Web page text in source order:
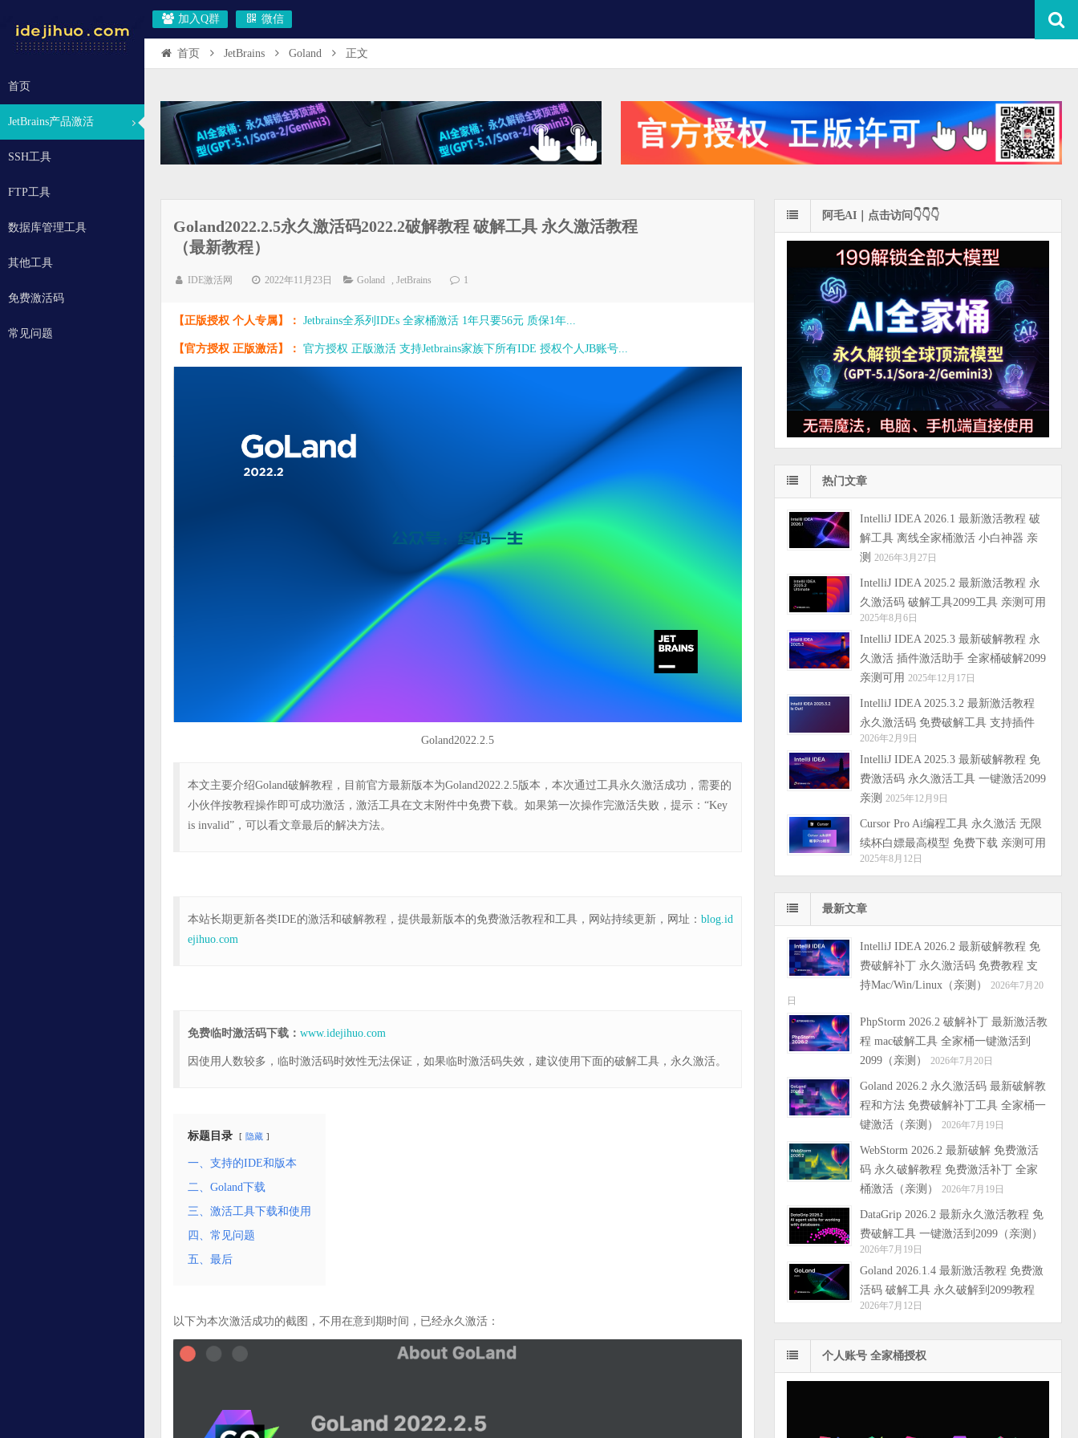
加入Q群 微信
首页
JetBrains产品激活
SSH工具
FTP工具
数据库管理工具
其他工具
免费激活码
常见问题
首页 JetBrains Goland 正文
Goland2022.2.5永久激活码2022.2破解教程 破解工具 永久激活教程
（最新教程）
IDE激活网 2022年11月23日 Goland ,JetBrains 1
【正版授权 个人专属】： Jetbrains全系列IDEs 全家桶激活 1年只要56元 质保1年...
【官方授权 正版激活】： 官方授权 正版激活 支持Jetbrains家族下所有IDE 授权个人JB账号...
Goland2022.2.5
本文主要介绍Goland破解教程，目前官方最新版本为Goland2022.2.5版本，本次通过工具永久激活成功，需要的
小伙伴按教程操作即可成功激活，激活工具在文末附件中免费下载。如果第一次操作完激活失败，提示：“Key
is invalid”，可以看文章最后的解决方法。
本站长期更新各类IDE的激活和破解教程，提供最新版本的免费激活教程和工具，网站持续更新，网址： blog.id
ejihuo.com
免费临时激活码下载： www.idejihuo.com
因使用人数较多，临时激活码时效性无法保证，如果临时激活码失效，建议使用下面的破解工具，永久激活。
标题目录 隐藏
一、支持的IDE和版本
二、Goland下载
三、激活工具下载和使用
四、常见问题
五、最后
以下为本次激活成功的截图，不用在意到期时间，已经永久激活：
阿毛AI｜点击访问👇👇👇
热门文章
IntelliJ IDEA 2026.1 最新激活教程 破
解工具 离线全家桶激活 小白神器 亲
测 2026年3月27日
IntelliJ IDEA 2025.2 最新激活教程 永
久激活码 破解工具2099工具 亲测可用
2025年8月6日
IntelliJ IDEA 2025.3 最新破解教程 永
久激活 插件激活助手 全家桶破解2099
亲测可用 2025年12月17日
IntelliJ IDEA 2025.3.2 最新激活教程
永久激活码 免费破解工具 支持插件
2026年2月9日
IntelliJ IDEA 2025.3 最新破解教程 免
费激活码 永久激活工具 一键激活2099
亲测 2025年12月9日
Cursor Pro Ai编程工具 永久激活 无限
续杯白嫖最高模型 免费下载 亲测可用
2025年8月12日
最新文章
IntelliJ IDEA 2026.2 最新破解教程 免
费破解补丁 永久激活码 免费教程 支
持Mac/Win/Linux（亲测）
2026年7月20
日
PhpStorm 2026.2 破解补丁 最新激活教
程 mac破解工具 全家桶一键激活到
2099（亲测）
2026年7月20日
Goland 2026.2 永久激活码 最新破解教
程和方法 免费破解补丁工具 全家桶一
键激活（亲测）
2026年7月19日
WebStorm 2026.2 最新破解 免费激活
码 永久破解教程 免费激活补丁 全家
桶激活（亲测）
2026年7月19日
DataGrip 2026.2 最新永久激活教程 免
费破解工具 一键激活到2099（亲测）
2026年7月19日
Goland 2026.1.4 最新激活教程 免费激
活码 破解工具 永久破解到2099教程
2026年7月12日
个人账号 全家桶授权